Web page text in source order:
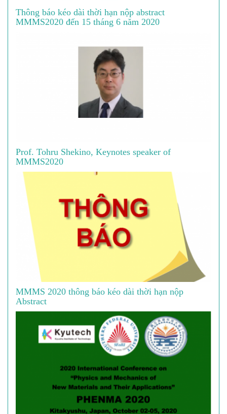
Thông báo kéo dài thời hạn nộp abstract
MMMS2020 đến 15 tháng 6 năm 2020
Prof. Tohru Shekino, Keynotes speaker of
MMMS2020
MMMS 2020 thông báo kéo dài thời hạn nộp
Abstract